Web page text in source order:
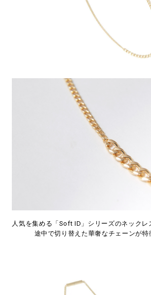
人気を集める「Soft ID」シリーズのネックレ
途中で切り替えた華奢なチェーンが特